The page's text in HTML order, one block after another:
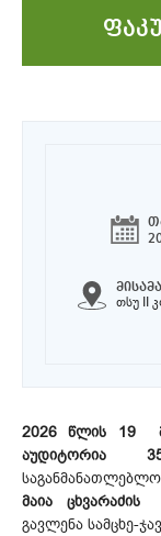
თსუ II
2026 წლის 19
აუდიტორია
მაია ცხვარაძის
გავლენა სამცხე-